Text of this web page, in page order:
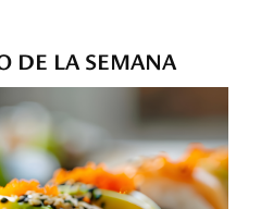
DE LA SEMANA